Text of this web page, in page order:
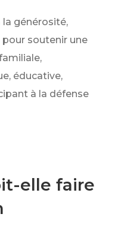
la générosité,
soutenir une
éducative,
à la défense
elle faire